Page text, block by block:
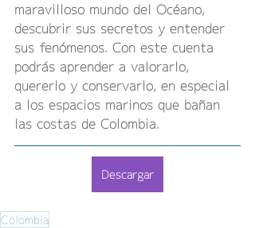
maravilloso mundo del Océano,
descubrir sus secretos y entender
sus fenómenos. Con este cuenta
podrás aprender a valorarlo,
quererlo y conservarlo, en especial
a los espacios marinos que bañan
las costas de Colombia.
Descargar
Colombia